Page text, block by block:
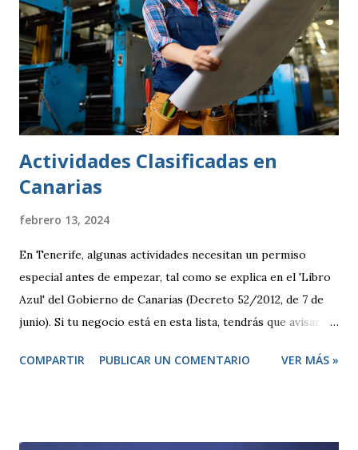
Actividades Clasificadas en
Canarias
febrero 13, 2024
En Tenerife, algunas actividades necesitan un permiso
especial antes de empezar, tal como se explica en el 'Libro
Azul' del Gobierno de Canarias (Decreto 52/2012, de 7 de
junio). Si tu negocio está en esta lista, tendrás que avisar
específica. Por otro lado, hay otras actividades que se
COMPARTIR PUBLICAR UN COMENTARIO VER MÁS »